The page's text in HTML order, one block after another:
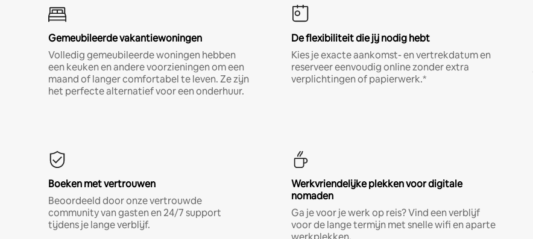
Gemeubileerde vakantiewoningen
Volledig gemeubileerde woningen hebben
een keuken en andere voorzieningen om een
maand of langer comfortabel te leven. Ze zijn
het perfecte alternatief voor een onderhuur.
De flexibiliteit die jij nodig hebt
Kies je exacte aankomst- en vertrekdatum en
reserveer eenvoudig online zonder extra
verplichtingen of papierwerk.*
Boeken met vertrouwen
Beoordeeld door onze vertrouwde
community van gasten en 24/7 support
tijdens je lange verblijf.
Werkvriendelijke plekken voor digitale
nomaden
Ga je voor je werk op reis? Vind een verblijf
voor de lange termijn met snelle wifi en aparte